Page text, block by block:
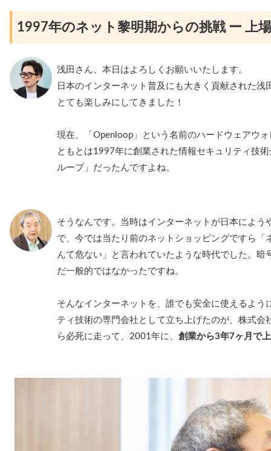
1997年のネット黎明期からの挑戦 ー 上
浅田さん、本日はよろしくお願いいたします。
日本のインターネット普及にも大きく貢献された浅
とても楽しみにしてきました！
現在、「Openloop」という名前のハードウェアウ
ともとは1997年に創業された情報セキュリティ技
ループ」だったんですよね。
そうなんです。当時はインターネットが日本によう
で、今では当たり前のネットショッピングですら「
んて危ない」と言われていたような時代でした。暗
だ一般的ではなかったですね。
そんなインターネットを、誰でも安全に使えるよう
ティ技術の専門会社として立ち上げたのが、株式会
ら必死に走って、2001年に、 創業から3年7ヶ月で